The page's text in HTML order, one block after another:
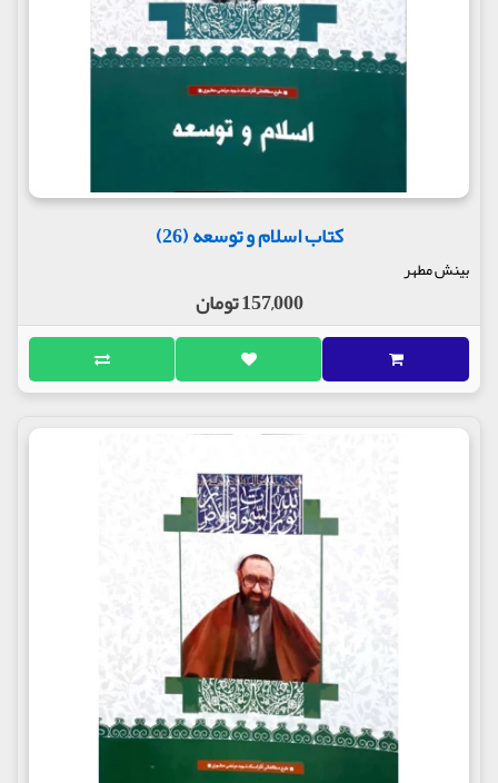
کتاب اسلام و توسعه (26)
بینش مطهر
157,000 تومان